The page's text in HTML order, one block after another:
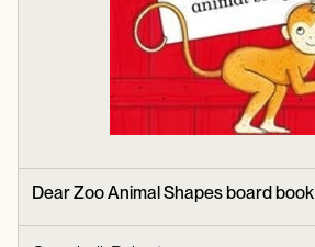
Dear Zoo Animal Shapes board book